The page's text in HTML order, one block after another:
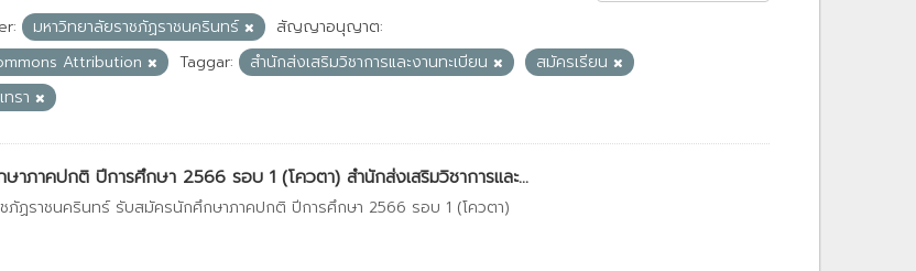
มหาวิทยาลัยราชภัฏราชนครินทร์
สัญญาอนุญาต:
Attribution
Taggar: สำนักส่งเสริมวิชาการและงานทะเบียน
สมัครเรียน
ทรา
าภาคปกติ ปีการศึกษา 2566 รอบ 1 (โควตา) สำนักส่งเสริมวิชาการและ...
ภัฏราชนครินทร์ รับสมัครนักศึกษาภาคปกติ ปีการศึกษา 2566 รอบ 1 (โควตา)